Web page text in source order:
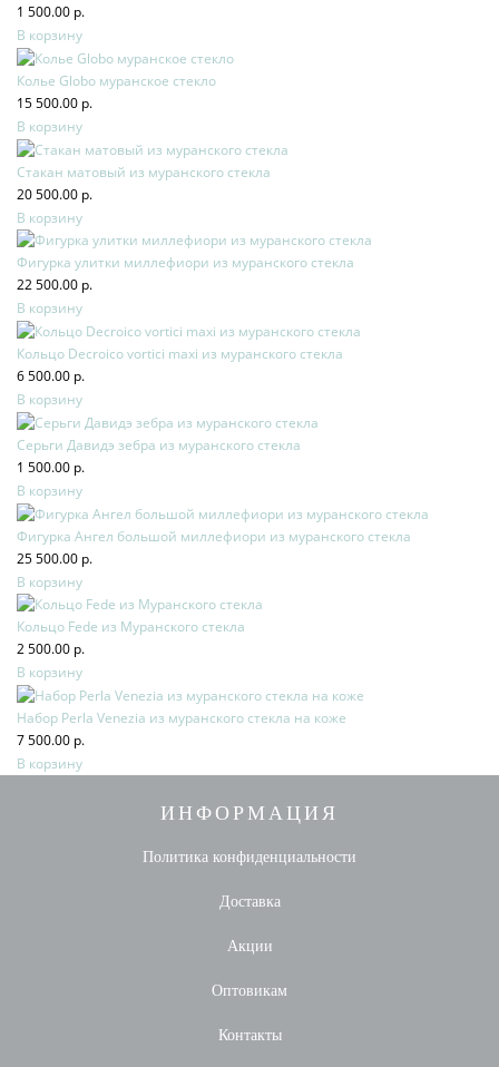
1 500.00 р.
В корзину
Колье Globo муранское стекло
15 500.00 р.
В корзину
Стакан матовый из муранского стекла
20 500.00 р.
В корзину
Фигурка улитки миллефиори из муранского стекла
22 500.00 р.
В корзину
Кольцо Decroico vortici maxi из муранского стекла
6 500.00 р.
В корзину
Серьги Давидэ зебра из муранского стекла
1 500.00 р.
В корзину
Фигурка Ангел большой миллефиори из муранского стекла
25 500.00 р.
В корзину
Кольцо Fede из Муранского стекла
2 500.00 р.
В корзину
Набор Perla Venezia из муранского стекла на коже
7 500.00 р.
В корзину
ИНФОРМАЦИЯ
Политика конфиденциальности
Доставка
Акции
Оптовикам
Контакты